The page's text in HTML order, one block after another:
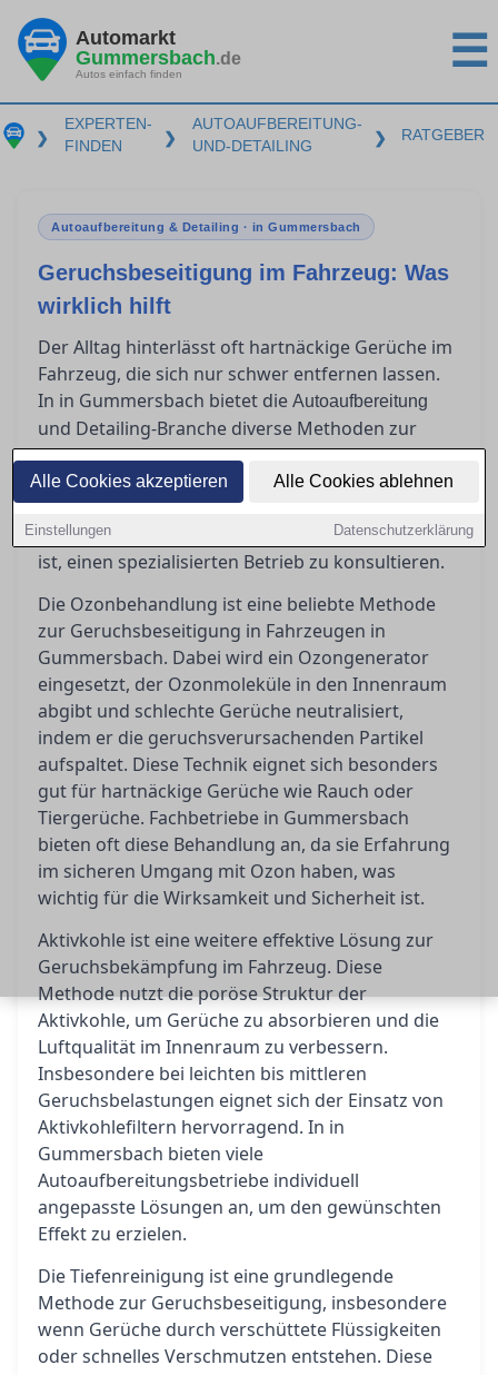
Alle Cookies akzeptieren Alle Cookies ablehnen
Einstellungen Datenschutzerklärung
Automarkt
Gummersbach.de
Autos einfach finden ☰
❯
EXPERTEN-
FINDEN
❯
AUTOAUFBEREITUNG-
UND-DETAILING
❯ RATGEBER
Autoaufbereitung & Detailing · in Gummersbach
Geruchsbeseitigung im Fahrzeug: Was
wirklich hilft
Der Alltag hinterlässt oft hartnäckige Gerüche im
Fahrzeug, die sich nur schwer entfernen lassen.
In in Gummersbach bietet die Autoaufbereitung
und Detailing-Branche diverse Methoden zur
Geruchsbeseitigung an. Dieser Ratgeber gibt
einen Überblick über effektive Verfahren wie
Ozonbehandlungen, Aktivkohleeinsätze und
Tiefenreinigungen und erklärt, wann es sinnvoll
ist, einen spezialisierten Betrieb zu konsultieren.
Die Ozonbehandlung ist eine beliebte Methode
zur Geruchsbeseitigung in Fahrzeugen in
Gummersbach. Dabei wird ein Ozongenerator
eingesetzt, der Ozonmoleküle in den Innenraum
abgibt und schlechte Gerüche neutralisiert,
indem er die geruchsverursachenden Partikel
aufspaltet. Diese Technik eignet sich besonders
gut für hartnäckige Gerüche wie Rauch oder
Tiergerüche. Fachbetriebe in Gummersbach
bieten oft diese Behandlung an, da sie Erfahrung
im sicheren Umgang mit Ozon haben, was
wichtig für die Wirksamkeit und Sicherheit ist.
Aktivkohle ist eine weitere effektive Lösung zur
Geruchsbekämpfung im Fahrzeug. Diese
Methode nutzt die poröse Struktur der
Aktivkohle, um Gerüche zu absorbieren und die
Luftqualität im Innenraum zu verbessern.
Insbesondere bei leichten bis mittleren
Geruchsbelastungen eignet sich der Einsatz von
Aktivkohlefiltern hervorragend. In in
Gummersbach bieten viele
Autoaufbereitungsbetriebe individuell
angepasste Lösungen an, um den gewünschten
Effekt zu erzielen.
Die Tiefenreinigung ist eine grundlegende
Methode zur Geruchsbeseitigung, insbesondere
wenn Gerüche durch verschüttete Flüssigkeiten
oder schnelles Verschmutzen entstehen. Diese